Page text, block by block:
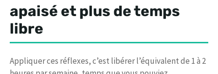
apaisé et plus de temps
libre
Appliquer ces réflexes, c’est libérer l’équivalent de 1 à 2